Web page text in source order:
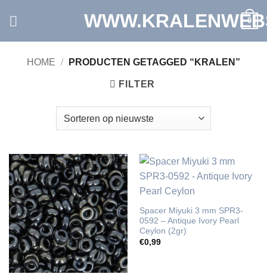
0
HOME / PRODUCTEN GETAGGED “KRALEN”
FILTER
Spacer Miyuki 3 mm SPR3-
0592 – Antique Ivory Pearl
Ceylon (2gr)
€0,99